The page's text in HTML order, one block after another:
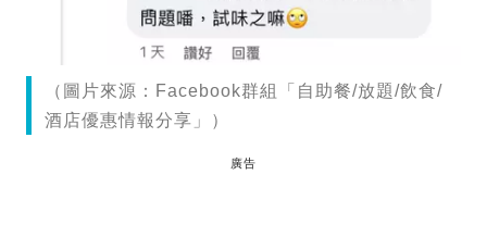
（圖片來源：Facebook群組「自助餐/放題/飲食/
酒店優惠情報分享」）
廣告